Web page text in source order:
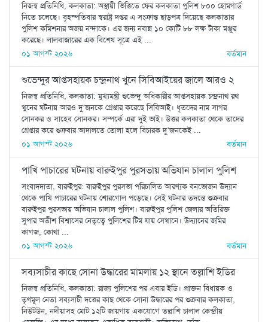
নিজস্ব প্রতিনিধি, কলকাতা: অস্থায়ী ভিত্তিতে ফের কলকাতা পুলিশ ৮০০ হোমগার্ড
নিতে চলেছে। বৃহস্পতিবার স্বরাষ্ট্র দপ্তর এ সংক্রান্ত ছাড়পত্র দিয়েছে কলকাতার
পুলিশ কমিশনার অজয় নন্দাকে। এর জন্য নবান্ন ১০ কোটি ৮৮ লক্ষ টাকা মঞ্জুর
করেছে। লালবাজারের এক বিশেষ সূত্রে এই ...
০১ আগস্ট ২০২৬
বর্তমান
শুভেন্দুর আপ্তসহায়ক চন্দ্রনাথ খুনে সিবিআইয়ের জালে আরও ২
নিজস্ব প্রতিনিধি, কলকাতা: মুখ্যমন্ত্রী শুভেন্দু অধিকারীর আপ্তসহায়ক চন্দ্রনাথ রথ
খুনের ঘটনায় আরও দু’জনকে গ্রেপ্তার করেছে সিবিআই। ধৃতদের নাম সাগর
সোনকর ও সাহেব সোনকর। সম্পর্কে এরা দুই ভাই। উত্তর কলকাতা থেকে তাদের
গ্রেপ্তার করে শুক্রবার আদালতে তোলা হলে বিচারক দু’জনকেই ...
০১ আগস্ট ২০২৬
বর্তমান
পাখি পাচারের ঘটনায় বারুইপুর পুরসভায় অভিযান চালাল পুলিশ
সংবাদদাতা, বারুইপুর: বারুইপুর পুরসভা পরিচালিত আরণ্যক বনভোজন উদ্যান
থেকে পাখি পাচারের ঘটনায় শোরগোল পড়েছে। সেই ঘটনার তদন্তে শুক্রবার
বারুইপুর পুরসভায় অভিযান চালাল পুলিশ। বারুইপুর পুলিশ জেলার অতিরিক্ত
সুপার অতীশ বিশ্বাসের নেতৃত্বে পুলিশের টিম যায় সেখানে। উদ্যানের জমির
কাগজ, কোথা ...
০১ আগস্ট ২০২৬
বর্তমান
সব্যসাচীর কাছে সোনা উদ্ধারের মামলায় ১২ স্থানে তল্লাশি ইডির
নিজস্ব প্রতিনিধি, কলকাতা: রাজ্য পুলিশের পর এবার ইডি। প্রাক্তন বিধায়ক ও
তৃণমূল নেতা সব্যসাচী দত্তের কাছ থেকে সোনা উদ্ধারের পর শুক্রবার কলকাতা,
নিউটউন, নদীয়াসহ মোট ১২টি জায়গায় একযোগে তল্লাশি চালাল কেন্দ্রীয়